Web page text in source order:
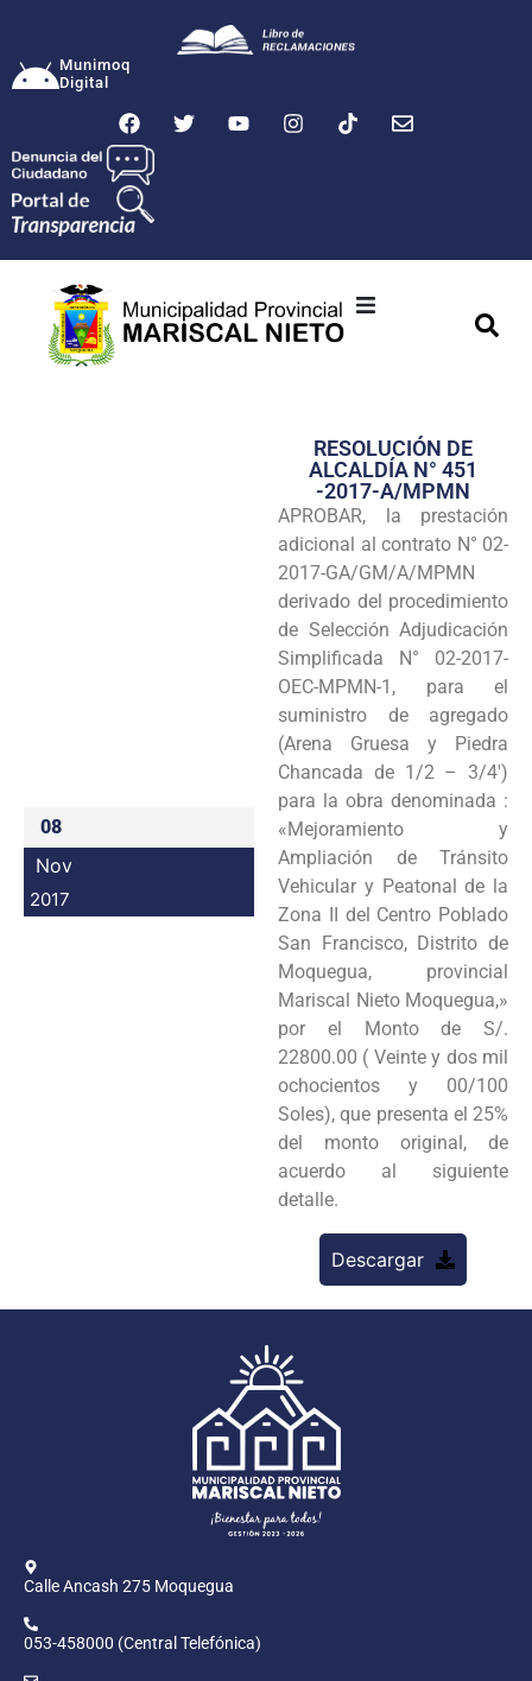
Munimoq
Digital
Transparencia
Seguridad
Programas
Intranet
08
Nov
2017
RESOLUCIÓN DE
ALCALDÍA N° 451
-2017-A/MPMN
APROBAR, la prestación
adicional al contrato N° 02-
2017-GA/GM/A/MPMN
derivado del procedimiento
de Selección Adjudicación
Simplificada N° 02-2017-
OEC-MPMN-1, para el
suministro de agregado
(Arena Gruesa y Piedra
Chancada de 1/2 – 3/4′)
para la obra denominada :
«Mejoramiento y
Ampliación de Tránsito
Vehicular y Peatonal de la
Zona II del Centro Poblado
San Francisco, Distrito de
Moquegua, provincial
Mariscal Nieto Moquegua,»
por el Monto de S/.
22800.00 ( Veinte y dos mil
ochocientos y 00/100
Soles), que presenta el 25%
del monto original, de
acuerdo al siguiente
detalle.
Descargar
Calle Ancash 275 Moquegua
053-458000 (Central Telefónica)